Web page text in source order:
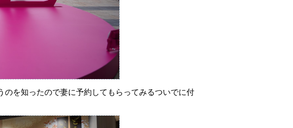
を知ったので妻に予約してもらってみるついでに付